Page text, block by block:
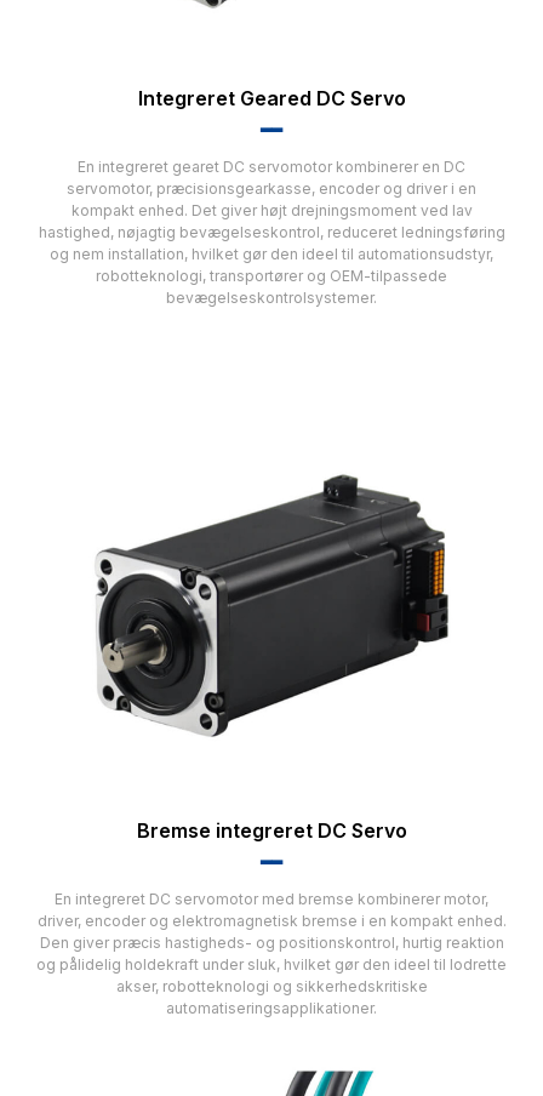
Integreret Geared DC Servo
▂▂
En integreret gearet DC servomotor kombinerer en DC
servomotor, præcisionsgearkasse, encoder og driver i en
kompakt enhed. Det giver højt drejningsmoment ved lav
hastighed, nøjagtig bevægelseskontrol, reduceret ledningsføring
og nem installation, hvilket gør den ideel til automationsudstyr,
robotteknologi, transportører og OEM-tilpassede
bevægelseskontrolsystemer.
Bremse integreret DC Servo
▂▂
En integreret DC servomotor med bremse kombinerer motor,
driver, encoder og elektromagnetisk bremse i en kompakt enhed.
Den giver præcis hastigheds- og positionskontrol, hurtig reaktion
og pålidelig holdekraft under sluk, hvilket gør den ideel til lodrette
akser, robotteknologi og sikkerhedskritiske
automatiseringsapplikationer.